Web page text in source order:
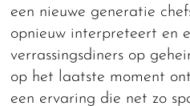
een nieuwe generatie
opnieuw interpreteert en
verrassingsdiners op
op het laatste moment
een ervaring die net zo